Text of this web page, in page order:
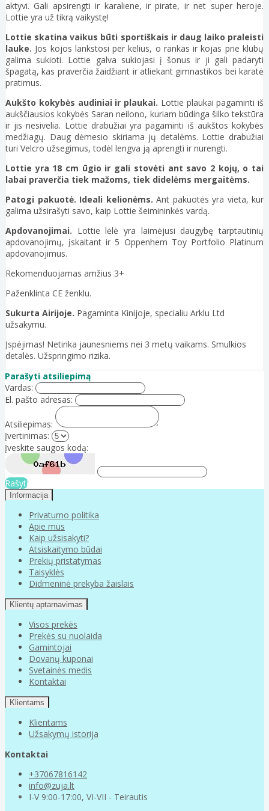
aktyvi. Gali apsirengti ir karaliene, ir pirate, ir net super heroje.
Lottie yra už tikrą vaikystę!
Lottie skatina vaikus būti sportiškais ir daug laiko praleisti
lauke. Jos kojos lankstosi per kelius, o rankas ir kojas prie klubų
galima sukioti. Lottie galva sukiojasi į šonus ir ji gali padaryti
špagatą, kas praverčia žaidžiant ir atliekant gimnastikos bei karatė
pratimus.
Aukšto kokybės audiniai ir plaukai. Lottie plaukai pagaminti iš
aukščiausios kokybės Saran neilono, kuriam būdinga šilko tekstūra
ir jis nesivelia. Lottie drabužiai yra pagaminti iš aukštos kokybės
medžiagų. Daug dėmesio skiriama jų detalėms. Lottie drabužiai
turi Velcro užsegimus, todėl lengva ją aprengti ir nurengti.
Lottie yra 18 cm ūgio ir gali stovėti ant savo 2 kojų, o tai
labai praverčia tiek mažoms, tiek didelėms mergaitėms.
Patogi pakuotė. Ideali kelionėms. Ant pakuotės yra vieta, kur
galima užsirašyti savo, kaip Lottie šeimininkės vardą.
Apdovanojimai. Lottie lėlė yra laimėjusi daugybę tarptautinių
apdovanojimų, įskaitant ir 5 Oppenhem Toy Portfolio Platinum
apdovanojimus.
Rekomenduojamas amžius 3+
Paženklinta CE ženklu.
Sukurta Airijoje. Pagaminta Kinijoje, specialiu Arklu Ltd
užsakymu.
Įspėjimas! Netinka jaunesniems nei 3 metų vaikams. Smulkios
detalės. Užspringimo rizika.
Parašyti atsiliepimą
Vardas:
El. pašto adresas:
Atsiliepimas:
Įvertinimas:
Įveskite saugos kodą:
Rašyti
Informacija
Privatumo politika
Apie mus
Kaip užsisakyti?
Atsiskaitymo būdai
Prekių pristatymas
Taisyklės
Didmeninė prekyba žaislais
Klientų aptarnavimas
Visos prekės
Prekės su nuolaida
Gamintojai
Dovanų kuponai
Svetainės medis
Kontaktai
Klientams
Klientams
Užsakymų istorija
Kontaktai
+37067816142
info@zuja.lt
I-V 9:00-17:00, VI-VII - Teirautis